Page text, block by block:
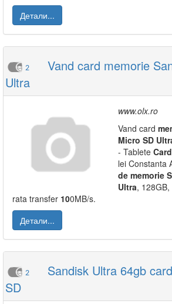
Детали...
2
Vand card memorie
Ultra
www.olx.ro
Vand card
Micro SD
- Tablete Card
lei Constanta
de memorie
Ultra, 128GB,
rata transfer 100MB/s.
Детали...
2
Sandisk Ultra 64gb
SD